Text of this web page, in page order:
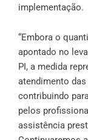
implementação.
“Embora o
apontado no
PI, a medida
atendimento
contribuindo
pelos
assistência